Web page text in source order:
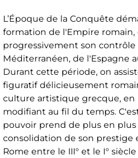
L’Époque de la Conquête
formation de l'Empire
progressivement son contrôle
Méditerranéen, de l'Espagne
Durant cette période, on
figuratif délicieusement
culture artistique grecque, en
modifiant au fil du temps.
pouvoir prend de plus en plus
consolidation de son prestige
Rome entre le III° et le I°